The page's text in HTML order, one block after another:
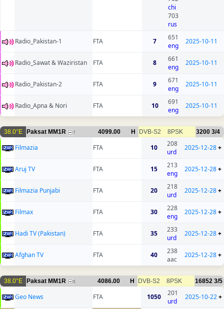
chi
703
rus
Radio_Pakistan-1 FTA 7
651
eng
2025-10-11
Radio_Sawat & Waziristan FTA 8
661
eng
2025-10-11
Radio_Pakistan-2 FTA 9
671
eng
2025-10-11
Radio_Apna & Nori FTA 10
691
eng
2025-10-11
38.0°E Paksat MM1R 7 4099.00 H DVB-S2 8PSK 3200 3/4
Filmazia FTA 10
208
urd
2025-12-28+
Aruj TV FTA 15
213
eng
2025-12-28+
Filmazia Punjabi FTA 20
218
urd
2025-12-28+
Filmax FTA 30
228
eng
2025-12-28+
Hadi TV (Pakistan) FTA 35
233
urd
2025-12-28+
Afghan TV FTA 40
238
aac
2025-12-28+
38.0°E Paksat MM1R 5 4086.00 H DVB-S2 8PSK 16852 3/5
Geo News FTA 1050
201
urd
2025-10-22+